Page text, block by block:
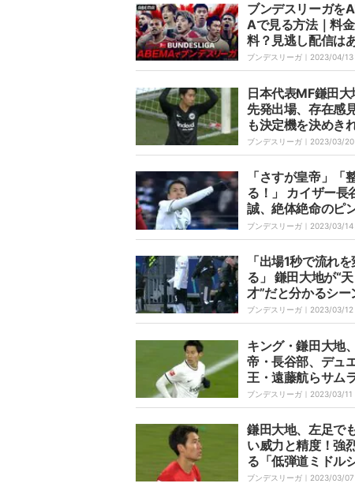
ブンデスリーガを
Aで見る方法｜料
料？見逃し配信は
視聴方法まとめ
ブンデスリーガ｜ 2023/04/13
日本代表MF鎌田大
先発出場、存在感
も決定機を決め
泥沼フランクフルト
ーグ戦4戦未勝利
ブンデスリーガ｜ 2023/03/20
「さすが皇帝」「
る！」 カイザー長
誠、絶体絶命のピ
1人で止めてしま
歳ベテランの技が
ンシーン
ブンデスリーガ｜ 2023/03/14
「出場1秒で流れを
る」 鎌田大地が“天
才”だと分かるシ
ファーストプレーで
機を演出、オシャ
るワンタッチパス
ブンデスリーガ｜ 2023/03/12
キング・鎌田大地
帝・長谷部、デュ
王・遠藤航らサム
士たちがドイツで
5人全員先発出場
バチの日本人対決
か？
ブンデスリーガ｜ 2023/03/11
鎌田大地、左足で
い威力と精度！強
る「低弾道ミドル
ト」 ゴールポスト
ブンデスリーガ｜ 2023/03/07